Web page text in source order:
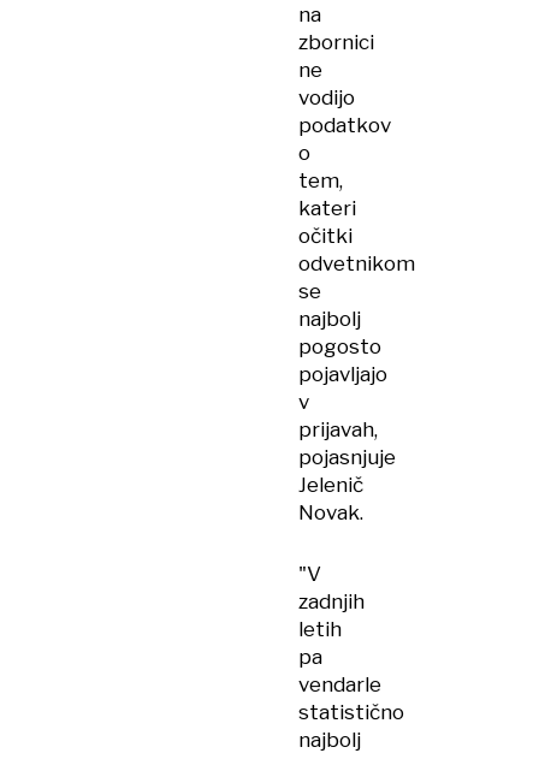
na
zbornici
ne
vodijo
podatkov
o
tem,
kateri
očitki
odvetnikom
se
najbolj
pogosto
pojavljajo
v
prijavah,
pojasnjuje
Jelenič
Novak.
"V
zadnjih
letih
pa
vendarle
statistično
najbolj